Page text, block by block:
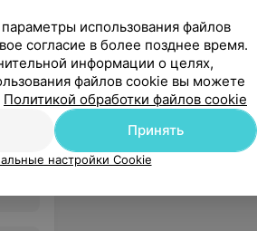
использования файлов
согласие в более позднее время.
информации о целях,
файлов cookie вы можете
Политикой обработки файлов cookie
Принять
настройки Cookie